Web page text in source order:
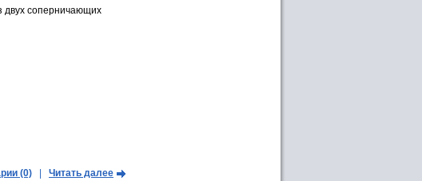
двух соперничающих
(0) Читать далее